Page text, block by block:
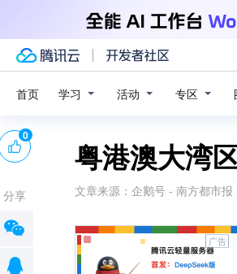
首页 学习 活动 专区
粤港澳大湾
文章来源： 企鹅号 - 南方都市报
广告
0
分享